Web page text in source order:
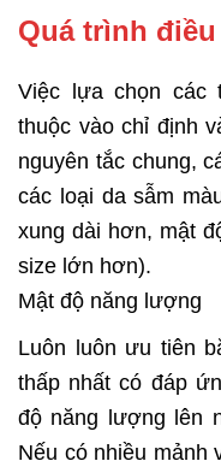
Quá trình
Việc lựa chọn các
thuộc vào chỉ định
nguyên tắc chung,
các loại da sẫm
xung dài hơn, mật
size lớn hơn).
Mật độ năng lượng
Luôn luôn ưu tiên
thấp nhất có đáp
độ năng lượng lên
Nếu có nhiều mảnh